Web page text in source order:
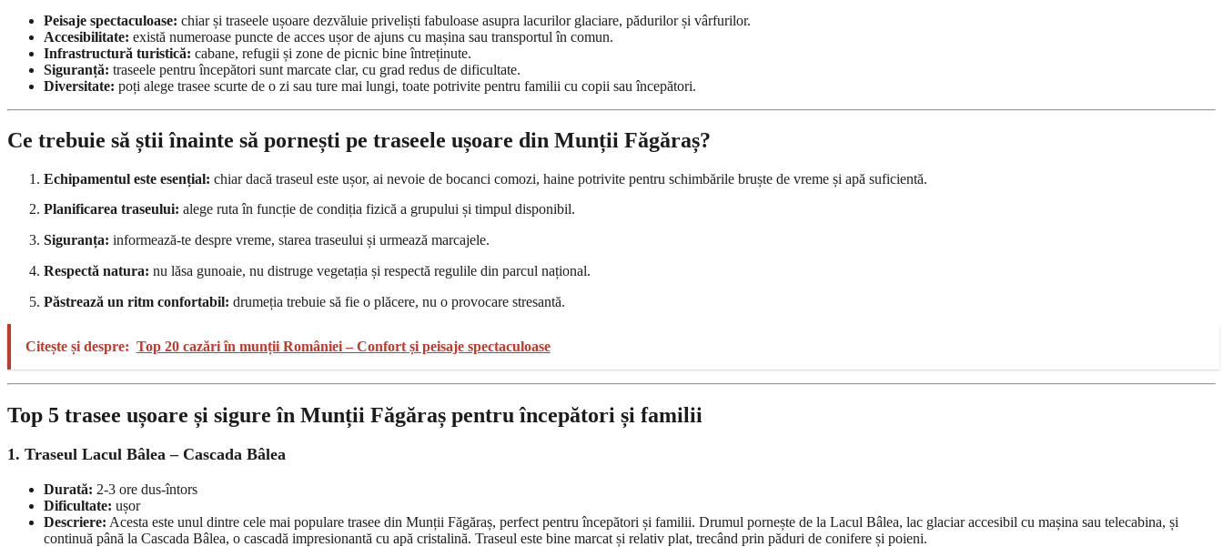
Peisaje spectaculoase: chiar și traseele ușoare dezvăluie priveliști fabuloase asupra lacurilor glaciare, pădurilor și vârfurilor.
Accesibilitate: există numeroase puncte de acces ușor de ajuns cu mașina sau transportul în comun.
Infrastructură turistică: cabane, refugii și zone de picnic bine întreținute.
Siguranță: traseele pentru începători sunt marcate clar, cu grad redus de dificultate.
Diversitate: poți alege trasee scurte de o zi sau ture mai lungi, toate potrivite pentru familii cu copii sau începători.
Ce trebuie să știi înainte să pornești pe traseele ușoare din Munții Făgăraș?
Echipamentul este esențial: chiar dacă traseul este ușor, ai nevoie de bocanci comozi, haine potrivite pentru schimbările bruște de vreme și apă suficientă.
Planificarea traseului: alege ruta în funcție de condiția fizică a grupului și timpul disponibil.
Siguranța: informează-te despre vreme, starea traseului și urmează marcajele.
Respectă natura: nu lăsa gunoaie, nu distruge vegetația și respectă regulile din parcul național.
Păstrează un ritm confortabil: drumeția trebuie să fie o plăcere, nu o provocare stresantă.
Citește și despre: Top 20 cazări în munții României – Confort și peisaje spectaculoase
Top 5 trasee ușoare și sigure în Munții Făgăraș pentru începători și familii
1. Traseul Lacul Bâlea – Cascada Bâlea
Durată: 2-3 ore dus-întors
Dificultate: ușor
Descriere: Acesta este unul dintre cele mai populare trasee din Munții Făgăraș, perfect pentru începători și familii. Drumul pornește de la Lacul Bâlea, lac glaciar accesibil cu mașina sau telecabina, și
continuă până la Cascada Bâlea, o cascadă impresionantă cu apă cristalină. Traseul este bine marcat și relativ plat, trecând prin păduri de conifere și poieni.